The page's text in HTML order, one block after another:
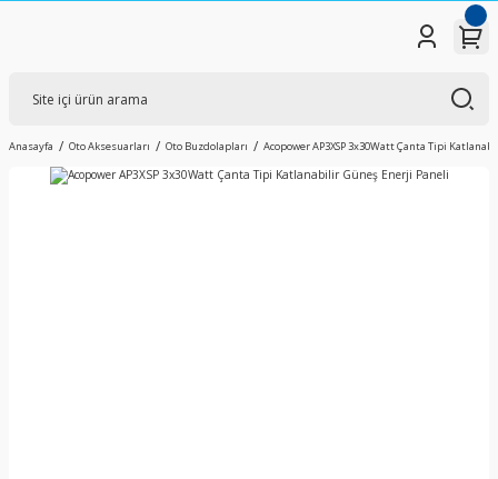
Anasayfa Oto Aksesuarları Oto Buzdolapları Acopower AP3XSP 3x30Watt Çanta Tipi